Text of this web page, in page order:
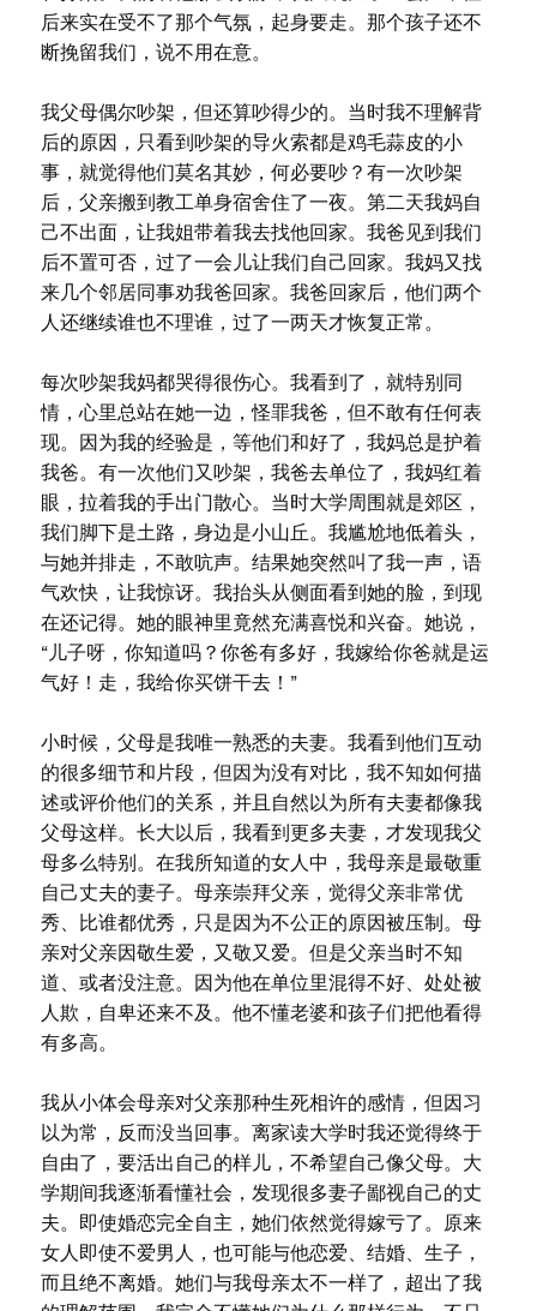
后来实在受不了那个气氛，起身要走。那个孩子还不
断挽留我们，说不用在意。
我父母偶尔吵架，但还算吵得少的。当时我不理解背
后的原因，只看到吵架的导火索都是鸡毛蒜皮的小
事，就觉得他们莫名其妙，何必要吵？有一次吵架
后，父亲搬到教工单身宿舍住了一夜。第二天我妈自
己不出面，让我姐带着我去找他回家。我爸见到我们
后不置可否，过了一会儿让我们自己回家。我妈又找
来几个邻居同事劝我爸回家。我爸回家后，他们两个
人还继续谁也不理谁，过了一两天才恢复正常。
每次吵架我妈都哭得很伤心。我看到了，就特别同
情，心里总站在她一边，怪罪我爸，但不敢有任何表
现。因为我的经验是，等他们和好了，我妈总是护着
我爸。有一次他们又吵架，我爸去单位了，我妈红着
眼，拉着我的手出门散心。当时大学周围就是郊区，
我们脚下是土路，身边是小山丘。我尴尬地低着头，
与她并排走，不敢吭声。结果她突然叫了我一声，语
气欢快，让我惊讶。我抬头从侧面看到她的脸，到现
在还记得。她的眼神里竟然充满喜悦和兴奋。她说，
“儿子呀，你知道吗？你爸有多好，我嫁给你爸就是运
气好！走，我给你买饼干去！”
小时候，父母是我唯一熟悉的夫妻。我看到他们互动
的很多细节和片段，但因为没有对比，我不知如何描
述或评价他们的关系，并且自然以为所有夫妻都像我
父母这样。长大以后，我看到更多夫妻，才发现我父
母多么特别。在我所知道的女人中，我母亲是最敬重
自己丈夫的妻子。母亲崇拜父亲，觉得父亲非常优
秀、比谁都优秀，只是因为不公正的原因被压制。母
亲对父亲因敬生爱，又敬又爱。但是父亲当时不知
道、或者没注意。因为他在单位里混得不好、处处被
人欺，自卑还来不及。他不懂老婆和孩子们把他看得
有多高。
我从小体会母亲对父亲那种生死相许的感情，但因习
以为常，反而没当回事。离家读大学时我还觉得终于
自由了，要活出自己的样儿，不希望自己像父母。大
学期间我逐渐看懂社会，发现很多妻子鄙视自己的丈
夫。即使婚恋完全自主，她们依然觉得嫁亏了。原来
女人即使不爱男人，也可能与他恋爱、结婚、生子，
而且绝不离婚。她们与我母亲太不一样了，超出了我